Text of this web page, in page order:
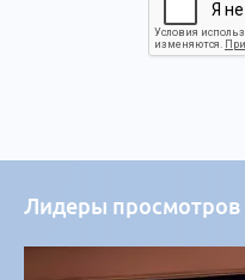
Лидеры просмотров